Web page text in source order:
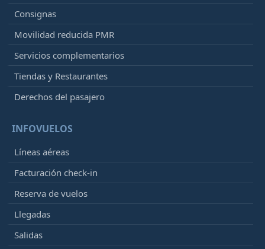
Consignas
Movilidad reducida PMR
Servicios complementarios
Tiendas y Restaurantes
Derechos del pasajero
INFOVUELOS
Líneas aéreas
Facturación check-in
Reserva de vuelos
Llegadas
Salidas